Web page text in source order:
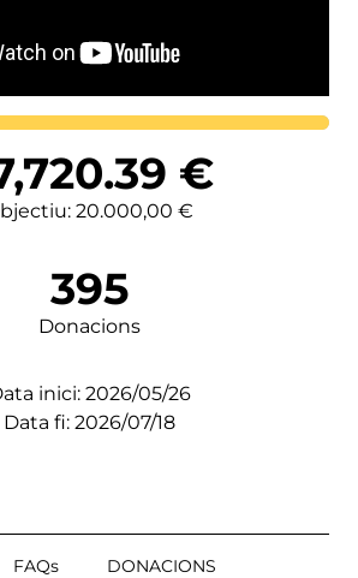
Lortutakoa
€
20.000,00 €
395
Donacions
inici: 2026/05/26
Data fi: 2026/07/18
FAQs DONACIONS